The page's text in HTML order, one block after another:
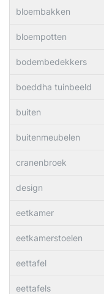
bloembakken
bloempotten
bodembedekkers
boeddha tuinbeeld
buiten
buitenmeubelen
cranenbroek
design
eetkamer
eetkamerstoelen
eettafel
eettafels